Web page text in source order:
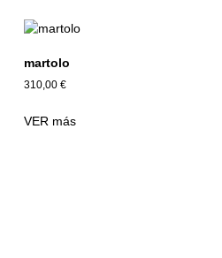
martolo
310,00 €
VER más